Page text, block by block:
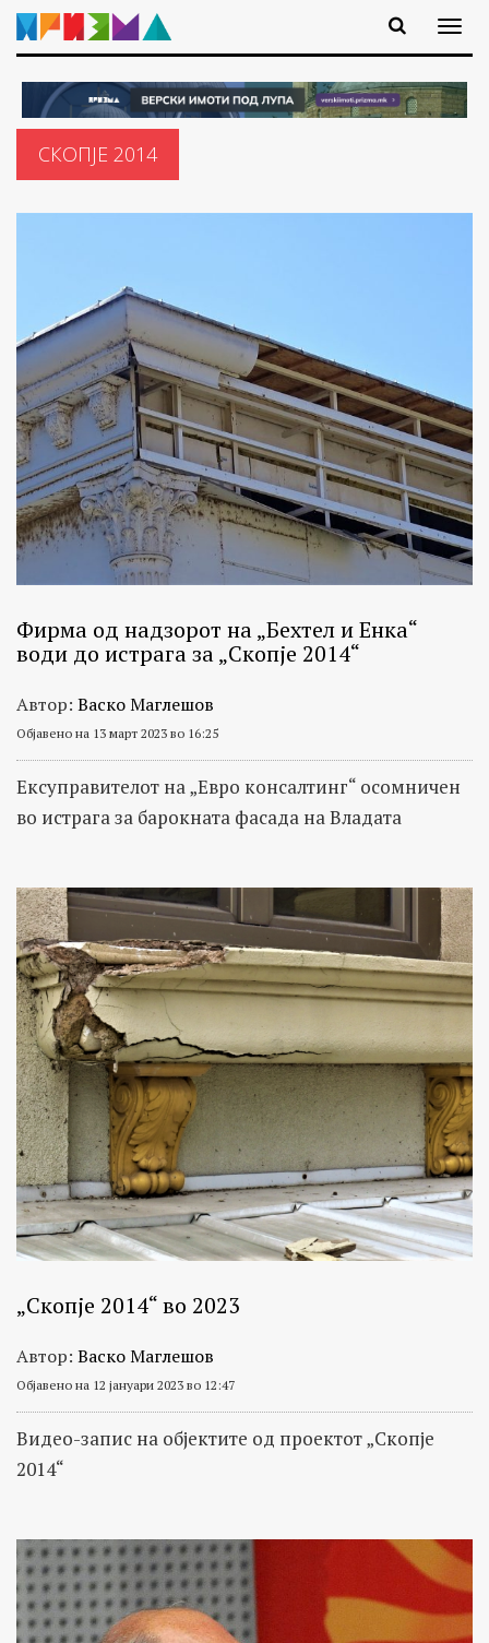
СКОПЈЕ 2014
Фирма од надзорот на „Бехтел и Енка“
води до истрага за „Скопје 2014“
Автор: Васко Маглешов
Објавено на 13 март 2023 во 16:25
Ексуправителот на „Евро консалтинг“ осомничен
во истрага за барокната фасада на Владата
„Скопје 2014“ во 2023
Автор: Васко Маглешов
Објавено на 12 јануари 2023 во 12:47
Видео-запис на објектите од проектот „Скопје
2014“